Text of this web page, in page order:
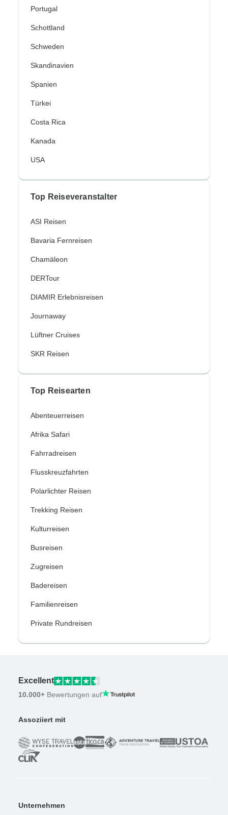
Portugal
Schottland
Schweden
Skandinavien
Spanien
Türkei
Costa Rica
Kanada
USA
Top Reiseveranstalter
ASI Reisen
Bavaria Fernreisen
Chamäleon
DERTour
DIAMIR Erlebnisreisen
Journaway
Lüftner Cruises
SKR Reisen
Top Reisearten
Abenteuerreisen
Afrika Safari
Fahrradreisen
Flusskreuzfahrten
Polarlichter Reisen
Trekking Reisen
Kulturreisen
Busreisen
Zugreisen
Badereisen
Familienreisen
Private Rundreisen
Excellent
10.000+ Bewertungen auf
Assoziiert mit
Unternehmen